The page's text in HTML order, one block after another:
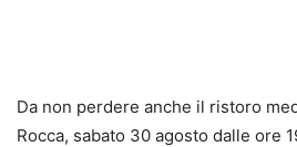
Da non perdere anche il ristoro
Rocca, sabato 30 agosto dalle ore